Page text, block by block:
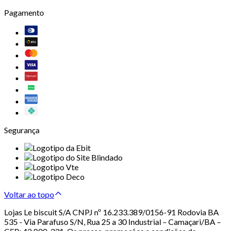
Pagamento
Segurança
Voltar ao topo
Lojas Le biscuit S/A CNPJ nº 16.233.389/0156-91 Rodovia BA
535 - Via Parafuso S/N, Rua 25 a 30 Industrial – Camaçari/BA –